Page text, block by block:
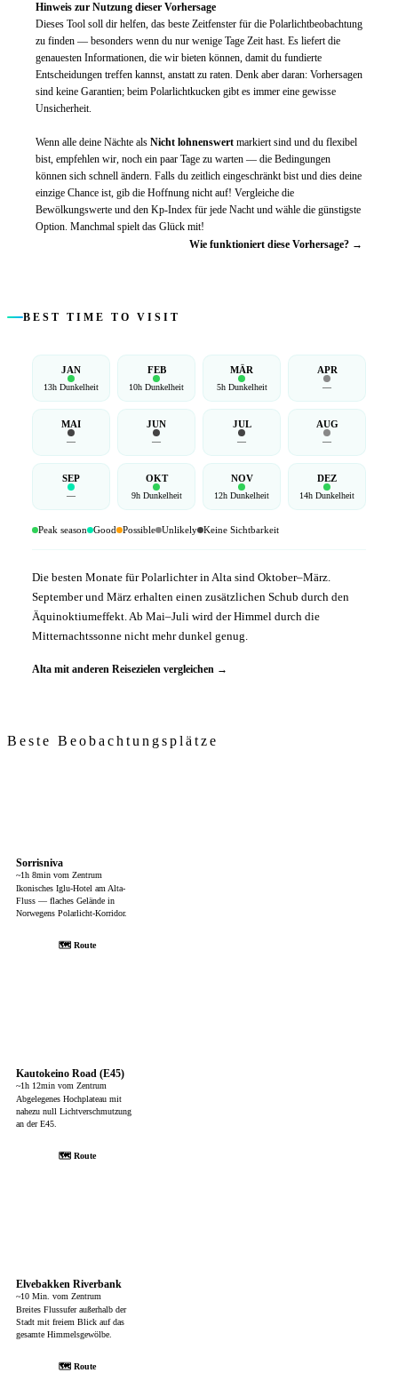
Hinweis zur Nutzung dieser Vorhersage
Dieses Tool soll dir helfen, das beste Zeitfenster für die Polarlichtbeobachtung
zu finden — besonders wenn du nur wenige Tage Zeit hast. Es liefert die
genauesten Informationen, die wir bieten können, damit du fundierte
Entscheidungen treffen kannst, anstatt zu raten. Denk aber daran: Vorhersagen
sind keine Garantien; beim Polarlichtkucken gibt es immer eine gewisse
Unsicherheit.
Wenn alle deine Nächte als Nicht lohnenswert markiert sind und du flexibel
bist, empfehlen wir, noch ein paar Tage zu warten — die Bedingungen
können sich schnell ändern. Falls du zeitlich eingeschränkt bist und dies deine
einzige Chance ist, gib die Hoffnung nicht auf! Vergleiche die
Bewölkungswerte und den Kp-Index für jede Nacht und wähle die günstigste
Option. Manchmal spielt das Glück mit!
Wie funktioniert diese Vorhersage? →
BEST TIME TO VISIT
JAN
13h Dunkelheit
FEB
10h Dunkelheit
MÄR
5h Dunkelheit
APR
—
MAI
—
JUN
—
JUL
—
AUG
—
SEP
—
OKT
9h Dunkelheit
NOV
12h Dunkelheit
DEZ
14h Dunkelheit
Peak season Good Possible Unlikely Keine Sichtbarkeit
Die besten Monate für Polarlichter in Alta sind Oktober–März.
September und März erhalten einen zusätzlichen Schub durch den
Äquinoktiumeffekt. Ab Mai–Juli wird der Himmel durch die
Mitternachtssonne nicht mehr dunkel genug.
Alta mit anderen Reisezielen vergleichen →
Beste Beobachtungsplätze
Sorrisniva
~1h 8min vom Zentrum
Ikonisches Iglu-Hotel am Alta-
Fluss — flaches Gelände in
Norwegens Polarlicht-Korridor.
🗺 Route
Kautokeino Road (E45)
~1h 12min vom Zentrum
Abgelegenes Hochplateau mit
nahezu null Lichtverschmutzung
an der E45.
🗺 Route
Elvebakken Riverbank
~10 Min. vom Zentrum
Breites Flussufer außerhalb der
Stadt mit freiem Blick auf das
gesamte Himmelsgewölbe.
🗺 Route